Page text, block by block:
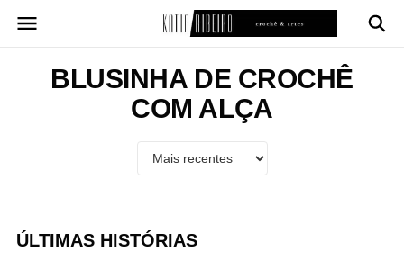
para
conteúdoBLUSINHA DE CROCHÊ
COM ALÇA
ÚLTIMAS HISTÓRIAS